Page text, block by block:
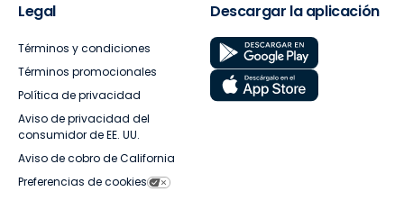
Legal
Términos y condiciones
Términos promocionales
Política de privacidad
Aviso de privacidad del
consumidor de EE. UU.
Aviso de cobro de California
Preferencias de cookies
Descargar la aplicación